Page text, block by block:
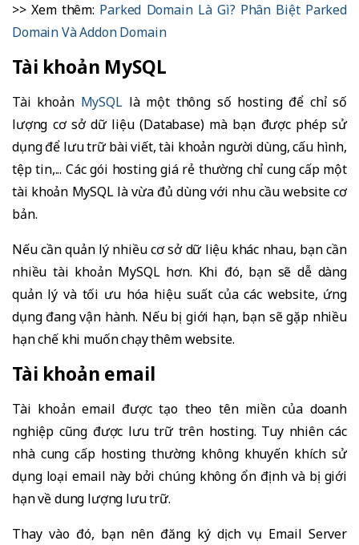
>> Xem thêm: Parked Domain Là Gì? Phân Biệt Parked
Domain Và Addon Domain
Tài khoản MySQL
Tài khoản MySQLlà một thông số hosting để chỉ số
lượng cơ sở dữ liệu (Database) mà bạn được phép sử
dụng để lưu trữ bài viết, tài khoản người dùng, cấu hình,
tệp tin,... Các gói hosting giá rẻ thường chỉ cung cấp một
tài khoản MySQL là vừa đủ dùng với nhu cầu website cơ
bản.
Nếu cần quản lý nhiều cơ sở dữ liệu khác nhau, bạn cần
nhiều tài khoản MySQL hơn. Khi đó, bạn sẽ dễ dàng
quản lý và tối ưu hóa hiệu suất của các website, ứng
dụng đang vận hành. Nếu bị giới hạn, bạn sẽ gặp nhiều
hạn chế khi muốn chạy thêm website.
Tài khoản email
Tài khoản email được tạo theo tên miền của doanh
nghiệp cũng được lưu trữ trên hosting. Tuy nhiên các
nhà cung cấp hosting thường không khuyến khích sử
dụng loại email này bởi chúng không ổn định và bị giới
hạn về dung lượng lưu trữ.
Thay vào đó, bạn nên đăng ký dịch vụ Email Server